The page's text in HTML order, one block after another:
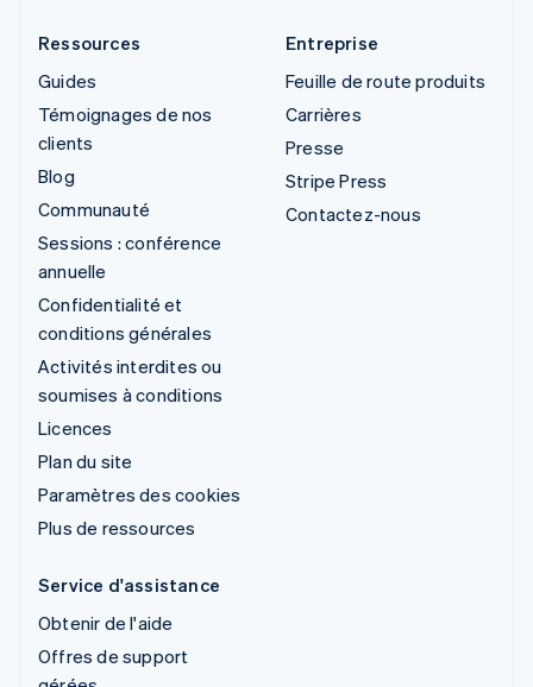
Ressources
Guides
Témoignages de nos
clients
Blog
Communauté
Sessions : conférence
annuelle
Confidentialité et
conditions générales
Activités interdites ou
soumises à conditions
Licences
Plan du site
Paramètres des cookies
Plus de ressources
Entreprise
Feuille de route produits
Carrières
Presse
Stripe Press
Contactez-nous
Service d'assistance
Obtenir de l'aide
Offres de support